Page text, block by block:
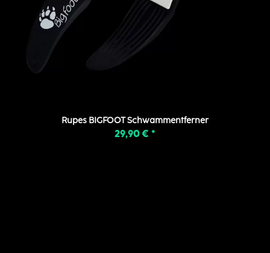
Rupes BIGFOOT Schwammentferner
29,90 € *